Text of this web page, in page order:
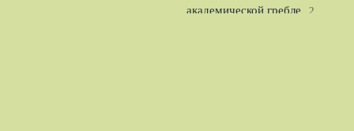
академической гребле
2